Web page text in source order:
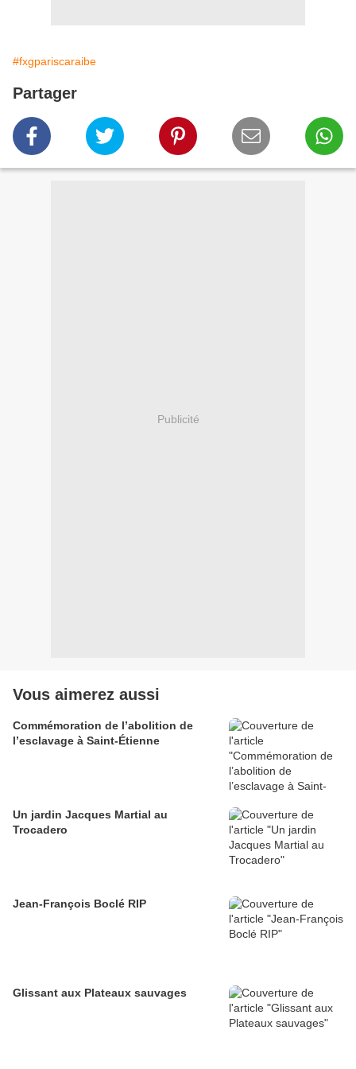
#fxgpariscaraibe
Partager
Publicité
Vous aimerez aussi
Commémoration de l’abolition de
l’esclavage à Saint-Étienne
Un jardin Jacques Martial au
Trocadero
Jean-François Boclé RIP
Glissant aux Plateaux sauvages